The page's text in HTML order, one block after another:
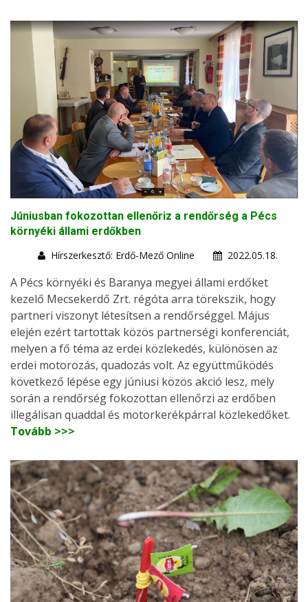
Júniusban fokozottan ellenőriz a rendőrség a Pécs
környéki állami erdőkben
Hírszerkesztő: Erdő-Mező Online
2022.05.18.
A Pécs környéki és Baranya megyei állami erdőket
kezelő Mecsekerdő Zrt. régóta arra törekszik, hogy
partneri viszonyt létesítsen a rendőrséggel. Május
elején ezért tartottak közös partnerségi konferenciát,
melyen a fő téma az erdei közlekedés, különösen az
erdei motorozás, quadozás volt. Az együttműködés
következő lépése egy júniusi közös akció lesz, mely
során a rendőrség fokozottan ellenőrzi az erdőben
illegálisan quaddal és motorkerékpárral közlekedőket.
Tovább >>>